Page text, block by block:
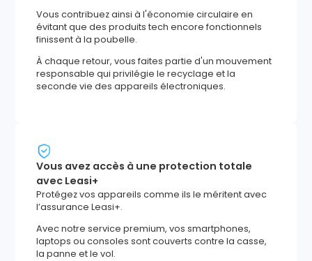
Vous contribuez ainsi à l'économie circulaire en
évitant que des produits tech encore fonctionnels
finissent à la poubelle.
À chaque retour, vous faites partie d'un mouvement
responsable qui privilégie le recyclage et la
seconde vie des appareils électroniques.
Vous avez accès à une protection totale
avec Leasi+
Protégez vos appareils comme ils le méritent avec
l’assurance Leasi+.
Avec notre service premium, vos smartphones,
laptops ou consoles sont couverts contre la casse,
la panne et le vol.